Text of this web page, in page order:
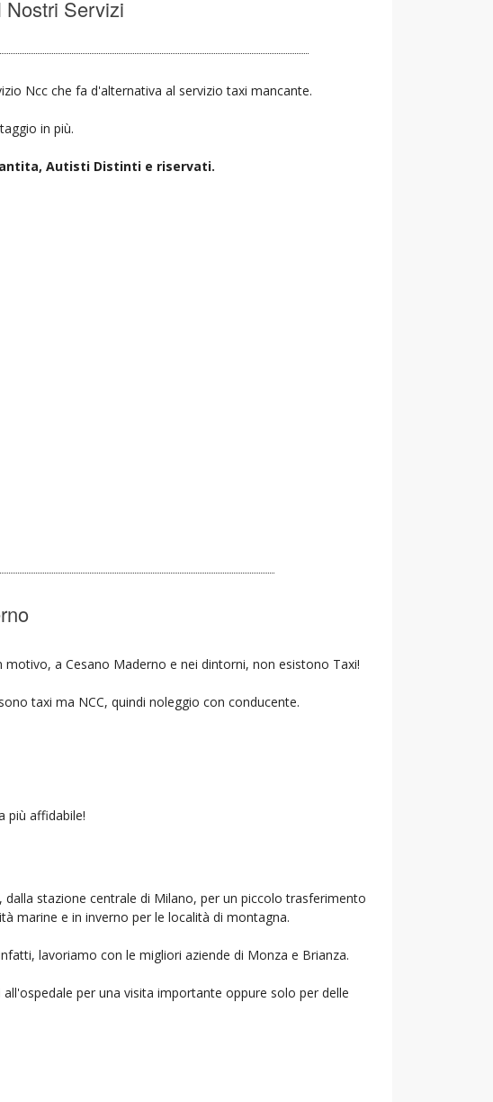
Nostri Servizi
Ncc che fa d'alternativa al servizio taxi mancante.
in più.
Autisti Distinti e riservati.
a Cesano Maderno e nei dintorni, non esistono Taxi!
taxi ma NCC, quindi noleggio con conducente.
più affidabile!
stazione centrale di Milano, per un piccolo trasferimento
marine e in inverno per le località di montagna.
lavoriamo con le migliori aziende di Monza e Brianza.
per una visita importante oppure solo per delle